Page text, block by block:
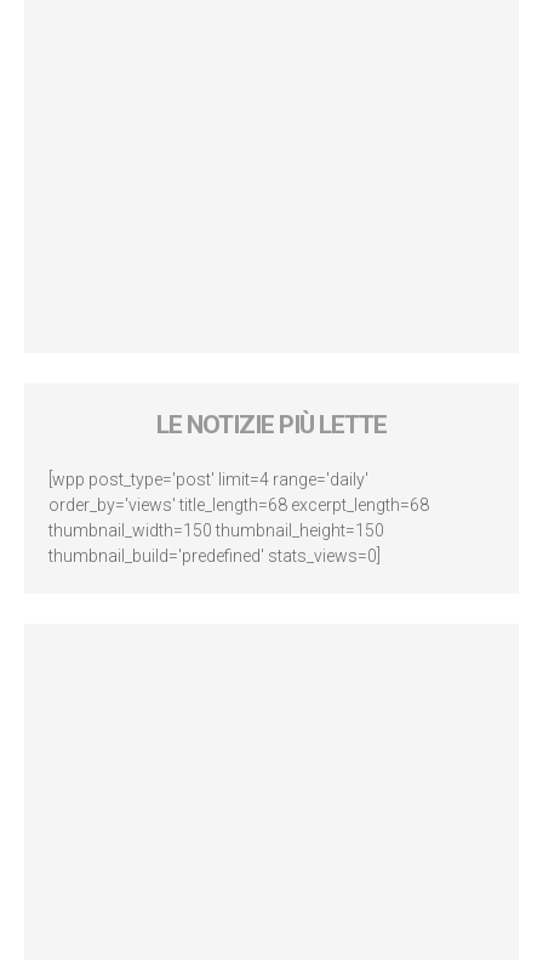
LE NOTIZIE PIÙ LETTE
[wpp post_type='post' limit=4 range='daily'
order_by='views' title_length=68 excerpt_length=68
thumbnail_width=150 thumbnail_height=150
thumbnail_build='predefined' stats_views=0]